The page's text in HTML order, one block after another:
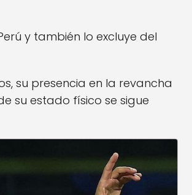
y también lo excluye del
su presencia en la revancha
su estado físico se sigue